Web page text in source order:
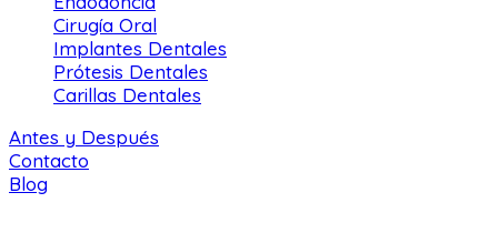
Cirugía Oral
Implantes Dentales
Prótesis Dentales
Carillas Dentales
Antes y Después
Contacto
Blog